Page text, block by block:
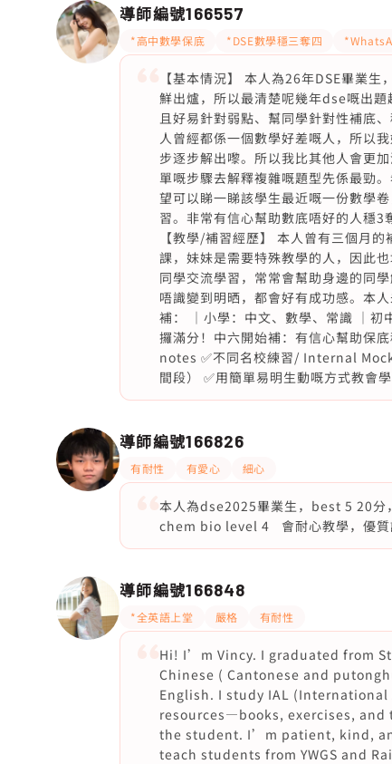
導師編號166557
*高中數學保底 *DSE數學穩三奪四
【基本情況】 本人為26年DSE畢業
鮮出爐，所以最清楚呢幾年dse嘅出
且好易針對弱點、幫同學針對性補底
人曾經都係一個數學好差嘅人，所以
步逐步解出嚟。所以我比其他人會更
單嘅步驟去解釋複雜嘅題型先係最勁
望可以睇一睇該學生最近嘅一份數學
習。非常有信心幫助數底唔好的人穩
【教學/補習經歷】 本人曾有三個月
課，妹妹是需要特殊教學的人，因此
同學交流學習，常常會幫助身邊的同
唔識變到明晒，都會好有成功感。本
補： ｜小學：中文、數學、常識 ｜初
攞滿分！中六開始補：有信心幫助保
notes ✅不同名校練習/ Internal
間段） ✅用簡單易明生動嘅方式教會
導師編號166826
有耐性 有愛心 細心
本人為dse2025畢業生，best 5 20
chem bio level 4 會耐心教學，優質
導師編號166848
*全英語上堂 嚴格 有耐性
Hi! I’m Vincy. I graduated from
Chinese ( Cantonese and
English. I study IAL
resources—books, exercises,
the student. I’m patient, kind,
teach students from YWGS and